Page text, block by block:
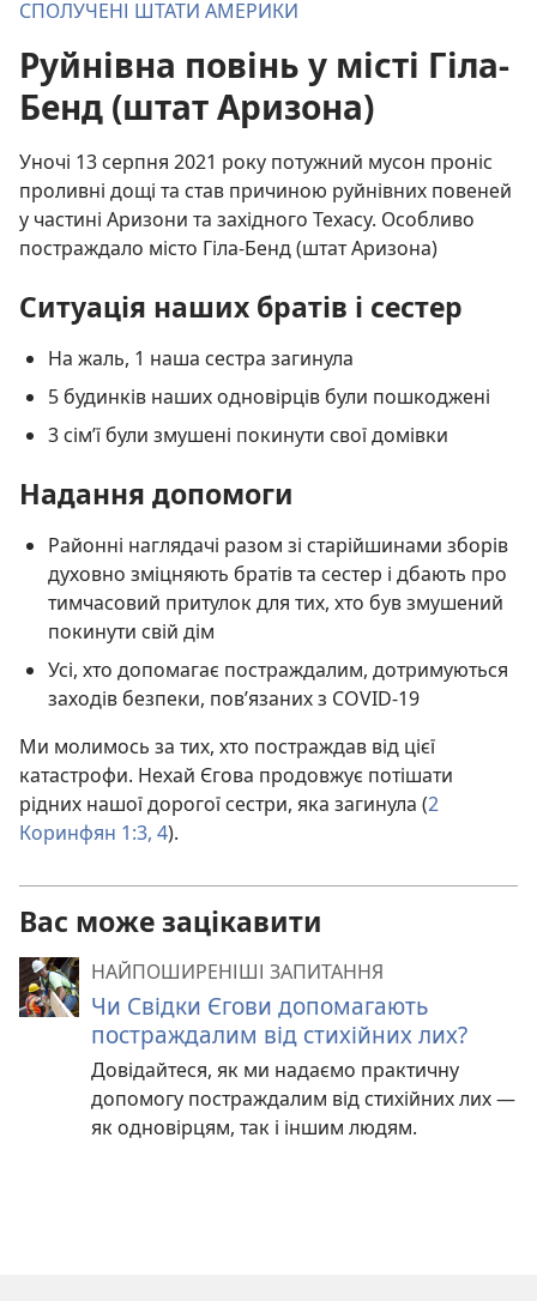
СПОЛУЧЕНІ ШТАТИ АМЕРИКИ
Руйнівна повінь у місті Гіла-
Бенд (штат Аризона)
Уночі 13 серпня 2021 року потужний мусон проніс
проливні дощі та став причиною руйнівних повеней
у частині Аризони та західного Техасу. Особливо
постраждало місто Гіла-Бенд (штат Аризона)
Ситуація наших братів і сестер
На жаль, 1 наша сестра загинула
5 будинків наших одновірців були пошкоджені
3 сім’ї були змушені покинути свої домівки
Надання допомоги
Районні наглядачі разом зі старійшинами зборів
духовно зміцняють братів та сестер і дбають про
тимчасовий притулок для тих, хто був змушений
покинути свій дім
Усі, хто допомагає постраждалим, дотримуються
заходів безпеки, пов’язаних з COVID-19
Ми молимось за тих, хто постраждав від цієї
катастрофи. Нехай Єгова продовжує потішати
рідних нашої дорогої сестри, яка загинула (2
Коринфян 1:3, 4).
Вас може зацікавити
НАЙПОШИРЕНІШІ ЗАПИТАННЯ
Чи Свідки Єгови допомагають
постраждалим від стихійних лих?
Довідайтеся, як ми надаємо практичну
допомогу постраждалим від стихійних лих —
як одновірцям, так і іншим людям.